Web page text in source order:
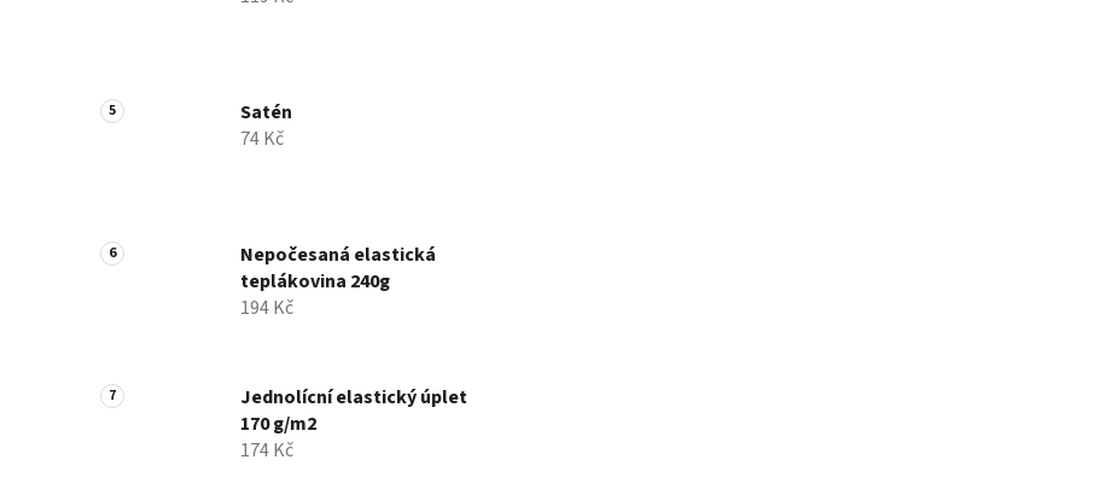
Satén
74 Kč
Nepočesaná elastická
teplákovina 240g
194 Kč
Jednolícní elastický úplet
170 g/m2
174 Kč